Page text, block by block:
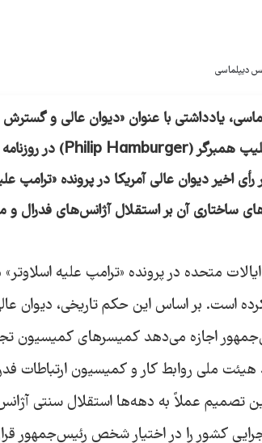
دیپلماسی
رأی اخیر دیوان عالی آمریکا در پرونده «ترامپ
ساختاری آن بر استقلال آژانس‌های فدرال و
ایالات متحده در پرونده «ترامپ علیه
است. بر اساس این حکم تاریخی، دیوان
اجازه می‌دهد کمیسرهای کمیسیون
ملی روابط کار و کمیسیون ارتباطات
تصمیم عملاً به دهه‌ها استقلال سنتی
کشور را در اختیار شخص رئیس‌جمهور